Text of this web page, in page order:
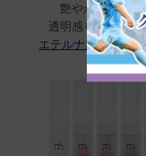
艶やかで柔らか
透明感を自ら育む
エテルナムDR ロー